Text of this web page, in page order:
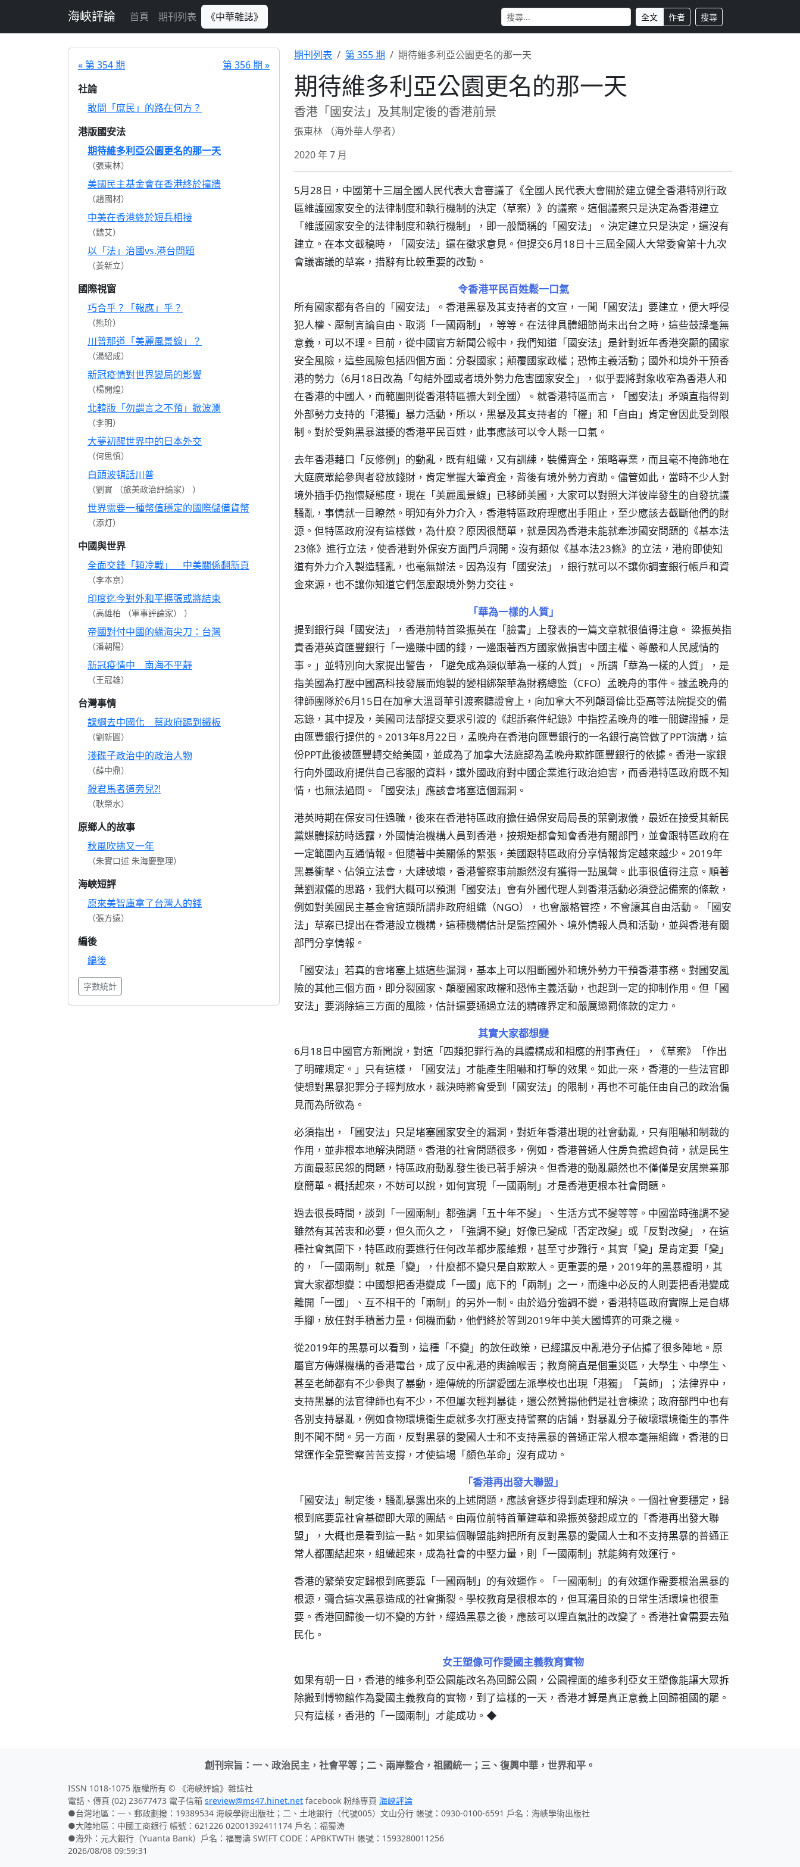
海峽評論 首頁 期刊列表 《中華雜誌》 全文 作者 搜尋
« 第 354 期
第 356 期 »
社論
敢問「庶民」的路在何方？
港版國安法
期待維多利亞公園更名的那一天
（張東林）
美國民主基金會在香港終於撞牆
（趙國材）
中美在香港終於短兵相接
（魏艾）
以「法」治國vs.港台問題
（姜新立）
國際視窗
巧合乎？「報應」乎？
（熊玠）
川普那道「美麗風景線」？
（湯紹成）
新冠疫情對世界變局的影響
（楊開煌）
北韓版「勿謂言之不預」掀波瀾
（李明）
大夢初醒世界中的日本外交
（何思慎）
白頭波頓話川普
（劉實 （旅美政治評論家） ）
世界需要一種幣值穩定的國際儲備貨幣
（添灯）
中國與世界
全面交鋒「類冷戰」 中美關係翻新頁
（李本京）
印度迄今對外和平擴張或將結束
（高雄柏 （軍事評論家） ）
帝國對付中國的緣海尖刀：台灣
（潘朝陽）
新冠疫情中 南海不平靜
（王冠雄）
台灣事情
課綱去中國化 蔡政府踢到鐵板
（劉新圓）
淺碟子政治中的政治人物
（薛中鼎）
殺君馬者道旁兒?!
（耿榮水）
原鄉人的故事
秋風吹拂又一年
（朱實口述 朱海慶整理）
海峽短評
原來美智庫拿了台灣人的錢
（張方遠）
編後
編後
字數統計
期刊列表 第 355 期 期待維多利亞公園更名的那一天
期待維多利亞公園更名的那一天
香港「國安法」及其制定後的香港前景
張東林 （海外華人學者）
2020 年 7 月
5月28日，中國第十三屆全國人民代表大會審議了《全國人民代表大會關於建立健全香港特別行政
區維護國家安全的法律制度和執行機制的決定（草案）》的議案。這個議案只是決定為香港建立
「維護國家安全的法律制度和執行機制」，即一般簡稱的「國安法」。決定建立只是決定，還沒有
建立。在本文截稿時，「國安法」還在徵求意見。但提交6月18日十三屆全國人大常委會第十九次
會議審議的草案，措辭有比較重要的改動。
令香港平民百姓鬆一口氣
所有國家都有各自的「國安法」。香港黑暴及其支持者的文宣，一聞「國安法」要建立，便大呼侵
犯人權、壓制言論自由、取消「一國兩制」，等等。在法律具體細節尚未出台之時，這些鼓譟毫無
意義，可以不理。目前，從中國官方新聞公報中，我們知道「國安法」是針對近年香港突顯的國家
安全風險，這些風險包括四個方面：分裂國家；顛覆國家政權；恐怖主義活動；國外和境外干預香
港的勢力（6月18日改為「勾結外國或者境外勢力危害國家安全」，似乎要將對象收窄為香港人和
在香港的中國人，而範圍則從香港特區擴大到全國）。就香港特區而言，「國安法」矛頭直指得到
外部勢力支持的「港獨」暴力活動，所以，黑暴及其支持者的「權」和「自由」肯定會因此受到限
制。對於受夠黑暴滋擾的香港平民百姓，此事應該可以令人鬆一口氣。
去年香港藉口「反修例」的動亂，既有組織，又有訓練，裝備齊全，策略專業，而且毫不掩飾地在
大庭廣眾給參與者發放錢財，肯定掌握大筆資金，背後有境外勢力資助。儘管如此，當時不少人對
境外插手仍抱懷疑態度，現在「美麗風景線」已移師美國，大家可以對照大洋彼岸發生的自發抗議
騷亂，事情就一目瞭然。明知有外力介入，香港特區政府理應出手阻止，至少應該去截斷他們的財
源。但特區政府沒有這樣做，為什麼？原因很簡單，就是因為香港未能就牽涉國安問題的《基本法
23條》進行立法，使香港對外保安方面門戶洞開。沒有類似《基本法23條》的立法，港府即使知
道有外力介入製造騷亂，也毫無辦法。因為沒有「國安法」，銀行就可以不讓你調查銀行帳戶和資
金來源，也不讓你知道它們怎麼跟境外勢力交往。
「華為一樣的人質」
提到銀行與「國安法」，香港前特首梁振英在「臉書」上發表的一篇文章就很值得注意。 梁振英指
責香港英資匯豐銀行「一邊賺中國的錢，一邊跟著西方國家做損害中國主權、尊嚴和人民感情的
事。」並特別向大家提出警告，「避免成為類似華為一樣的人質」。所謂「華為一樣的人質」，是
指美國為打壓中國高科技發展而炮製的變相綁架華為財務總監（CFO）孟晚舟的事件。據孟晚舟的
律師團隊於6月15日在加拿大溫哥華引渡案聽證會上，向加拿大不列顛哥倫比亞高等法院提交的備
忘錄，其中提及，美國司法部提交要求引渡的《起訴案件紀錄》中指控孟晚舟的唯一關鍵證據，是
由匯豐銀行提供的。2013年8月22日，孟晚舟在香港向匯豐銀行的一名銀行高管做了PPT演講，這
份PPT此後被匯豐轉交給美國，並成為了加拿大法庭認為孟晚舟欺詐匯豐銀行的依據。香港一家銀
行向外國政府提供自己客服的資料，讓外國政府對中國企業進行政治迫害，而香港特區政府既不知
情，也無法過問。「國安法」應該會堵塞這個漏洞。
港英時期在保安司任過職，後來在香港特區政府擔任過保安局局長的葉劉淑儀，最近在接受其新民
黨媒體採訪時透露，外國情治機構人員到香港，按規矩都會知會香港有關部門，並會跟特區政府在
一定範圍內互通情報。但隨著中美關係的緊張，美國跟特區政府分享情報肯定越來越少。2019年
黑暴衝擊、佔領立法會，大肆破壞，香港警察事前顯然沒有獲得一點風聲。此事很值得注意。順著
葉劉淑儀的思路，我們大概可以預測「國安法」會有外國代理人到香港活動必須登記備案的條款，
例如對美國民主基金會這類所謂非政府組織（NGO），也會嚴格管控，不會讓其自由活動。「國安
法」草案已提出在香港設立機構，這種機構估計是監控國外、境外情報人員和活動，並與香港有關
部門分享情報。
「國安法」若真的會堵塞上述這些漏洞，基本上可以阻斷國外和境外勢力干預香港事務。對國安風
險的其他三個方面，即分裂國家、顛覆國家政權和恐怖主義活動，也起到一定的抑制作用。但「國
安法」要消除這三方面的風險，估計還要通過立法的精確界定和嚴厲懲罰條款的定力。
其實大家都想變
6月18日中國官方新聞說，對這「四類犯罪行為的具體構成和相應的刑事責任」，《草案》「作出
了明確規定。」只有這樣，「國安法」才能產生阻嚇和打擊的效果。如此一來，香港的一些法官即
使想對黑暴犯罪分子輕判放水，裁決時將會受到「國安法」的限制，再也不可能任由自己的政治偏
見而為所欲為。
必須指出，「國安法」只是堵塞國家安全的漏洞，對近年香港出現的社會動亂，只有阻嚇和制裁的
作用，並非根本地解決問題。香港的社會問題很多，例如，香港普通人住房負擔超負荷，就是民生
方面最惹民怨的問題，特區政府動亂發生後已著手解決。但香港的動亂顯然也不僅僅是安居樂業那
麼簡單。概括起來，不妨可以說，如何實現「一國兩制」才是香港更根本社會問題。
過去很長時間，談到「一國兩制」都強調「五十年不變」、生活方式不變等等。中國當時強調不變
雖然有其苦衷和必要，但久而久之，「強調不變」好像已變成「否定改變」或「反對改變」，在這
種社會氛圍下，特區政府要進行任何改革都步履維艱，甚至寸步難行。其實「變」是肯定要「變」
的，「一國兩制」就是「變」，什麼都不變只是自欺欺人。更重要的是，2019年的黑暴證明，其
實大家都想變：中國想把香港變成「一國」底下的「兩制」之一，而逢中必反的人則要把香港變成
離開「一國」、互不相干的「兩制」的另外一制。由於過分強調不變，香港特區政府實際上是自綁
手腳，放任對手積蓄力量，伺機而動，他們終於等到2019年中美大國博弈的可乘之機。
從2019年的黑暴可以看到，這種「不變」的放任政策，已經讓反中亂港分子佔據了很多陣地。原
屬官方傳媒機構的香港電台，成了反中亂港的輿論喉舌；教育簡直是個重災區，大學生、中學生、
甚至老師都有不少參與了暴動，連傳統的所謂愛國左派學校也出現「港獨」「黃師」；法律界中，
支持黑暴的法官律師也有不少，不但屢次輕判暴徒，還公然贊揚他們是社會棟梁；政府部門中也有
各別支持暴亂，例如食物環境衛生處就多次打壓支持警察的店鋪，對暴亂分子破壞環境衛生的事件
則不聞不問。另一方面，反對黑暴的愛國人士和不支持黑暴的普通正常人根本毫無組織，香港的日
常運作全靠警察苦苦支撐，才使這場「顏色革命」沒有成功。
「香港再出發大聯盟」
「國安法」制定後，騷亂暴露出來的上述問題，應該會逐步得到處理和解決。一個社會要穩定，歸
根到底要靠社會基礎即大眾的團結。由兩位前特首董建華和梁振英發起成立的「香港再出發大聯
盟」，大概也是看到這一點。如果這個聯盟能夠把所有反對黑暴的愛國人士和不支持黑暴的普通正
常人都團結起來，組織起來，成為社會的中堅力量，則「一國兩制」就能夠有效運行。
香港的繁榮安定歸根到底要靠「一國兩制」的有效運作。「一國兩制」的有效運作需要根治黑暴的
根源，彌合這次黑暴造成的社會撕裂。學校教育是很根本的，但耳濡目染的日常生活環境也很重
要。香港回歸後一切不變的方針，經過黑暴之後，應該可以理直氣壯的改變了。香港社會需要去殖
民化。
女王塑像可作愛國主義教育實物
如果有朝一日，香港的維多利亞公園能改名為回歸公園，公園裡面的維多利亞女王塑像能讓大眾拆
除搬到博物館作為愛國主義教育的實物，到了這樣的一天，香港才算是真正意義上回歸祖國的罷。
只有這樣，香港的「一國兩制」才能成功。◆
創刊宗旨：一、政治民主，社會平等；二、兩岸整合，祖國統一；三、復興中華，世界和平。
ISSN 1018-1075 版權所有 © 《海峽評論》雜誌社
電話、傳真 (02) 23677473 電子信箱 sreview@ms47.hinet.net facebook 粉絲專頁 海峽評論
●台灣地區：一、郵政劃撥：19389534 海峽學術出版社；二、土地銀行（代號005）文山分行 帳號：0930-0100-6591 戶名：海峽學術出版社
●大陸地區：中國工商銀行 帳號：621226 02001392411174 戶名：福蜀涛
●海外：元大銀行（Yuanta Bank）戶名：福蜀濤 SWIFT CODE：APBKTWTH 帳號：1593280011256
2026/08/08 09:59:31